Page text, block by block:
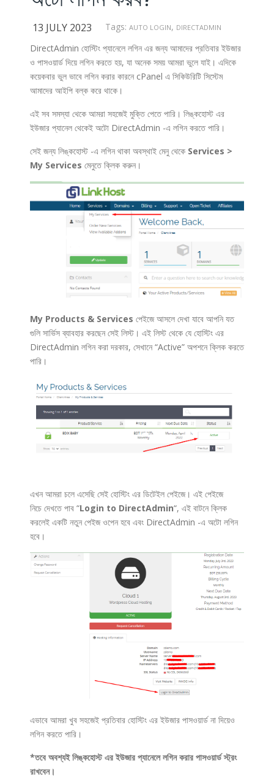
13 JULY 2023 Tags: AUTO LOGIN, DIRECTADMIN
DirectAdmin হোস্টিং প্যানেলে লগিন এর জন্য আমাদের প্রতিবার ইউজার
ও পাসওয়ার্ড দিয়ে লগিন করতে হয়, যা অনেক সময় আমরা ভুলে যাই। এদিকে
কয়েকবার ভুল ভাবে লগিন করার কারনে cPanel এ সিকিউরিটি সিস্টেম
আমাদের আইপি বল্ক করে থাকে।
এই সব সমস্যা থেকে আমরা সহজেই মুক্তি পেতে পারি। লিঙ্কহোস্ট এর
ইউজার প্যানেল থেকেই অটো DirectAdmin -এ লগিন করতে পারি।
সেই জন্য লিঙ্কহোস্ট -এ লগিন থাকা অবস্থাই মেনু থেকে Services >
My Services মেনুতে ক্লিক করুন।
My Products & Services পেইজে আসলে দেখা যাবে আপনি যত
গুলি সার্ভিস ব্যাবহার করছেন সেই লিস্ট। এই লিস্ট থেকে যে হোস্টিং এর
DirectAdmin লগিন করা দরকার, সেখানে “Active” অপশনে ক্লিক করতে
পারি।
এখন আমরা চলে এসেছি সেই হোস্টিং এর ডিটেইল পেইজে। এই পেইজে
নিচে দেখতে পাব “Login to DirectAdmin“, এই বাটনে ক্লিক
করলেই একটি নতুন পেইজ ওপেন হবে এবং DirectAdmin -এ অটো লগিন
হবে।
এভাবে আমরা খুব সহজেই প্রতিবার হোস্টিং এর ইউজার পাসওয়ার্ড না দিয়েও
লগিন করতে পারি।
*তবে অবশ্যই লিঙ্কহোস্ট এর ইউজার প্যানেলে লগিন করার পাসওয়ার্ড স্ট্রং
রাখবেন।